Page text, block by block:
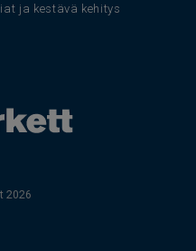
ja kestävä kehitys
2026